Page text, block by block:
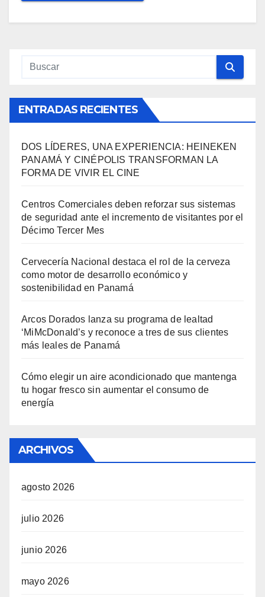
ENTRADAS RECIENTES
DOS LÍDERES, UNA EXPERIENCIA: HEINEKEN
PANAMÁ Y CINÉPOLIS TRANSFORMAN LA
FORMA DE VIVIR EL CINE
Centros Comerciales deben reforzar sus sistemas
de seguridad ante el incremento de visitantes por el
Décimo Tercer Mes
Cervecería Nacional destaca el rol de la cerveza
como motor de desarrollo económico y
sostenibilidad en Panamá
Arcos Dorados lanza su programa de lealtad
‘MiMcDonald’s y reconoce a tres de sus clientes
más leales de Panamá
Cómo elegir un aire acondicionado que mantenga
tu hogar fresco sin aumentar el consumo de
energía
ARCHIVOS
agosto 2026
julio 2026
junio 2026
mayo 2026